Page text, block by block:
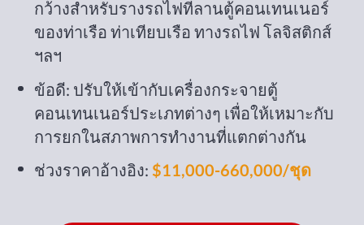
กว้างสำหรับรางรถไฟที่ลานตู้คอนเทนเนอร์
ของท่าเรือ ท่าเทียบเรือ ทางรถไฟ โลจิสติกส์
ฯลฯ
ข้อดี: ปรับให้เข้ากับเครื่องกระจายตู้
คอนเทนเนอร์ประเภทต่างๆ เพื่อให้เหมาะกับ
การยกในสภาพการทำงานที่แตกต่างกัน
ช่วงราคาอ้างอิง: $11,000-660,000/ชุด